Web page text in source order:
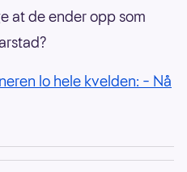
at de ender opp som
lo hele kvelden: – Nå